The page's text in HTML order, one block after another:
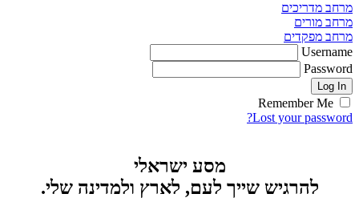
מרחב מדריכים
מרחב מורים
מרחב מפקדים
Username
Password
Remember Me
Lost your password?
מסע ישראלי
להרגיש שייך לעם, לארץ ולמדינה שלי.